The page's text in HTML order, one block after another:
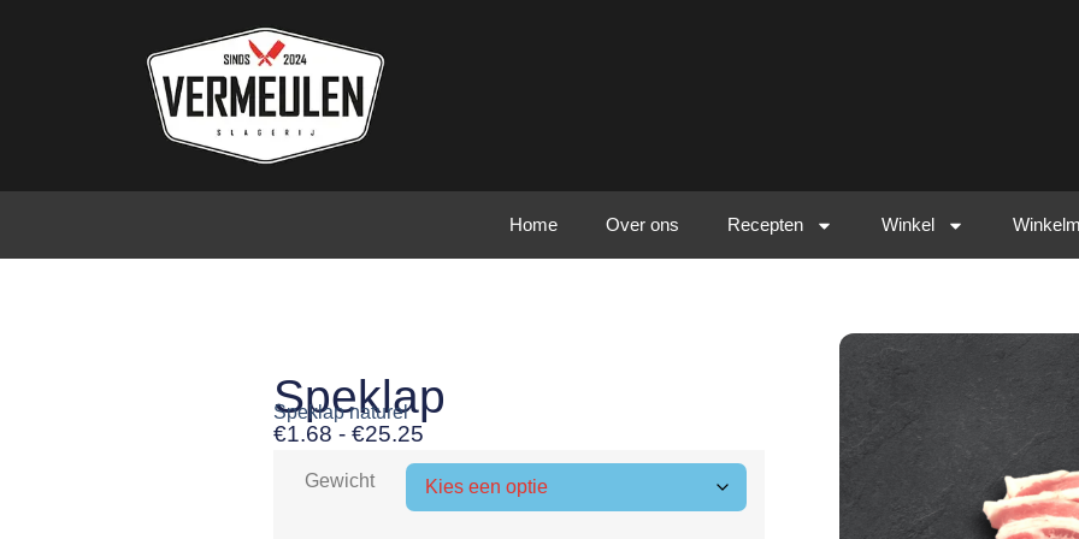
Home Over ons Recepten Winkel
Speklap
Speklap naturel
€1.68 - €25.25
Gewicht